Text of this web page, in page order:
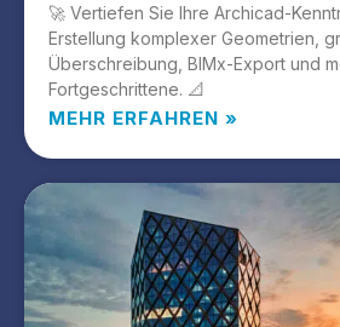
🚀 Vertiefen Sie Ihre Archicad-
Erstellung komplexer Geometrien,
Überschreibung, BIMx-Export und
Fortgeschrittene. 📐
MEHR ERFAHREN »